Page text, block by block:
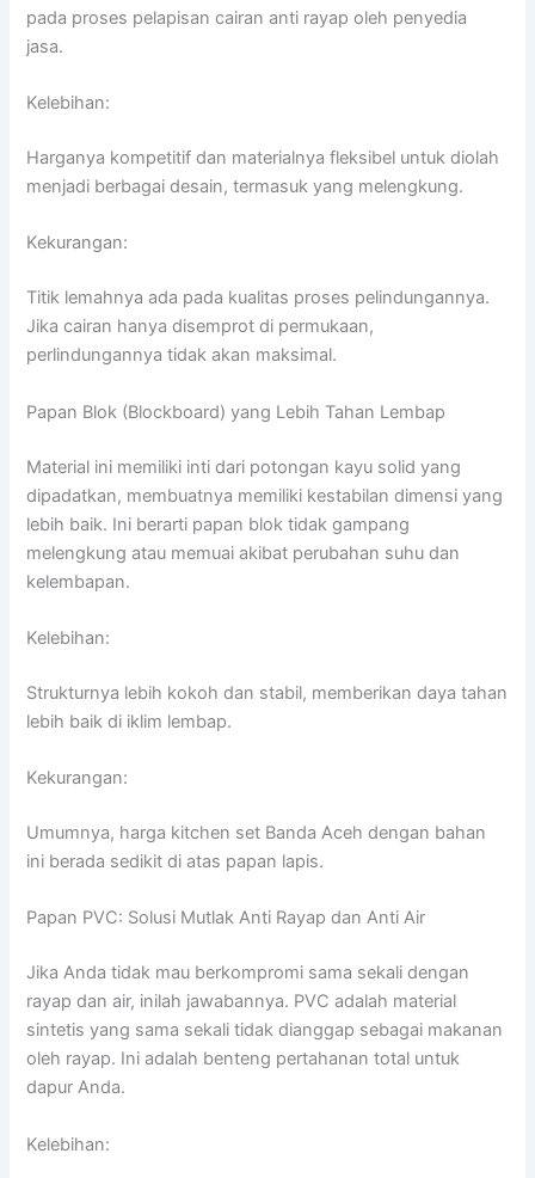
pada proses pelapisan cairan anti rayap oleh penyedia
jasa.
Kelebihan:
Harganya kompetitif dan materialnya fleksibel untuk diolah
menjadi berbagai desain, termasuk yang melengkung.
Kekurangan:
Titik lemahnya ada pada kualitas proses pelindungannya.
Jika cairan hanya disemprot di permukaan,
perlindungannya tidak akan maksimal.
Papan Blok (Blockboard) yang Lebih Tahan Lembap
Material ini memiliki inti dari potongan kayu solid yang
dipadatkan, membuatnya memiliki kestabilan dimensi yang
lebih baik. Ini berarti papan blok tidak gampang
melengkung atau memuai akibat perubahan suhu dan
kelembapan.
Kelebihan:
Strukturnya lebih kokoh dan stabil, memberikan daya tahan
lebih baik di iklim lembap.
Kekurangan:
Umumnya, harga kitchen set Banda Aceh dengan bahan
ini berada sedikit di atas papan lapis.
Papan PVC: Solusi Mutlak Anti Rayap dan Anti Air
Jika Anda tidak mau berkompromi sama sekali dengan
rayap dan air, inilah jawabannya. PVC adalah material
sintetis yang sama sekali tidak dianggap sebagai makanan
oleh rayap. Ini adalah benteng pertahanan total untuk
dapur Anda.
Kelebihan: